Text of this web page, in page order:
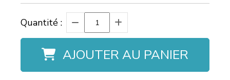
Quantité :
AJOUTER AU PANIER